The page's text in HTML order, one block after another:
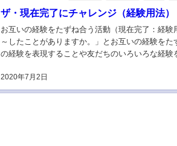
ザ・現在完了にチャレンジ（経験用法）
2020年7月2日
お互いの経験をたずね合う活動（現在完了：経
～したことがありますか。」とお互いの経験を
の経験を表現することや友だちのいろいろな経験